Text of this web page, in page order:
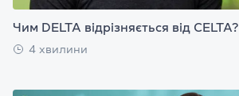
Чим DELTA відрізняється від CELTA?
4 хвилини